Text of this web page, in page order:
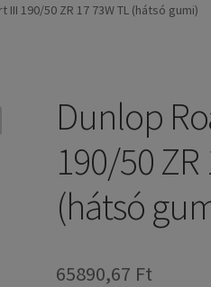
III 190/50 ZR 17 73W TL (hátsó gumi)
Dunlop
190/50 ZR
(hátsó
65890,67 Ft